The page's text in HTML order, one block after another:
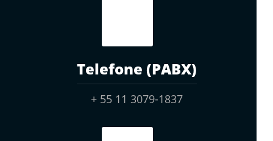
Telefone (PABX)
+ 55 11 3079-1837